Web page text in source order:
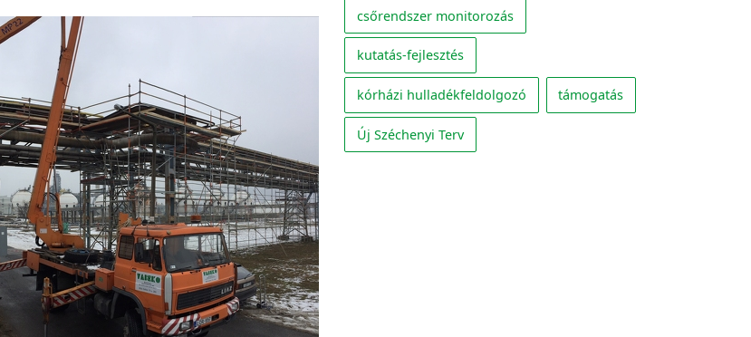
csőrendszer monitorozás
kutatás-fejlesztés
kórházi hulladékfeldolgozó támogatás
Új Széchenyi Terv